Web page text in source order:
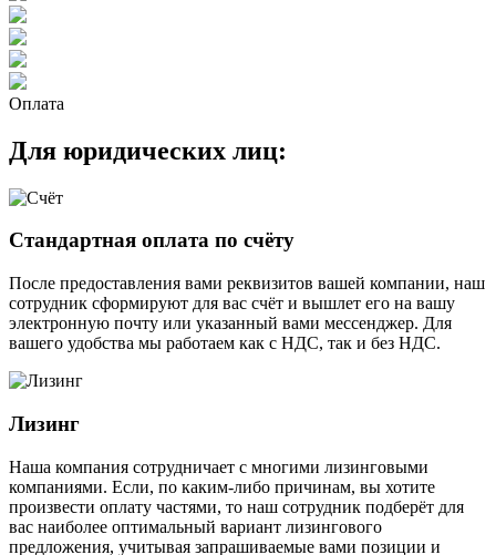
Оплата
Для юридических лиц:
Стандартная оплата по счёту
После предоставления вами реквизитов вашей компании, наш
сотрудник сформируют для вас счёт и вышлет его на вашу
электронную почту или указанный вами мессенджер. Для
вашего удобства мы работаем как с НДС, так и без НДС.
Лизинг
Наша компания сотрудничает с многими лизинговыми
компаниями. Если, по каким-либо причинам, вы хотите
произвести оплату частями, то наш сотрудник подберёт для
вас наиболее оптимальный вариант лизингового
предложения, учитывая запрашиваемые вами позиции и